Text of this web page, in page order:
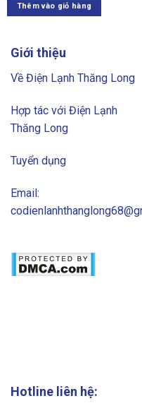
Thêm vào giỏ hàng
Giới thiệu
Về Điện Lạnh Thăng Long
Hợp tác với Điện Lạnh
Thăng Long
Tuyển dụng
Email:
Hotline liên hệ: